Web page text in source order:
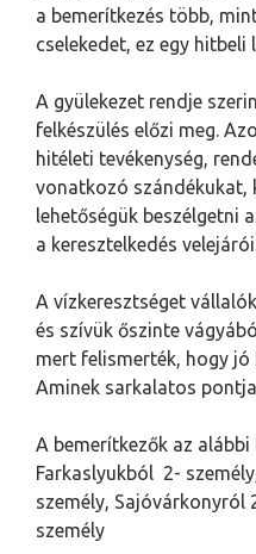
a bemerítkezés több,
cselekedet, ez egy hitbeli
A gyülekezet rendje
felkészülés előzi meg.
hitéleti tevékenység,
vonatkozó szándékukat,
lehetőségük beszélgetni
a keresztelkedés
A vízkeresztséget
és szívük őszinte
mert felismerték, hogy
Aminek sarkalatos
A bemerítkezők az
Farkaslyukból 2-
személy, Sajóvárkonyról
személy